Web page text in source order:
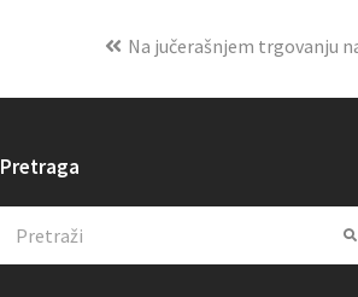
Na jučerašnjem trgovanju
Pretraga